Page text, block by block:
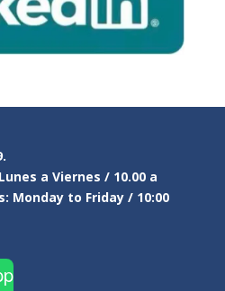
a Viernes / 10.00 a
Monday to Friday / 10:00